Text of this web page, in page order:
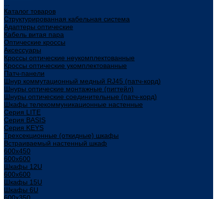
Каталог товаров
Структурированная кабельная система
Адаптеры оптические
Кабель витая пара
Оптические кроссы
Аксессуары
Кроссы оптические неукомплектованные
Кроссы оптические укомплектованные
Патч-панели
Шнур коммутационный медный RJ45 (патч-корд)
Шнуры оптические монтажные (пигтейл)
Шнуры оптические соединительные (патч-корд)
Шкафы телекоммуникационные настенные
Cерия LITE
Cерия BASIS
Cерия KEYS
Трехсекционные (откидные) шкафы
Встраиваемый настенный шкаф
600x450
600x600
Шкафы 12U
600x600
Шкафы 15U
Шкафы 6U